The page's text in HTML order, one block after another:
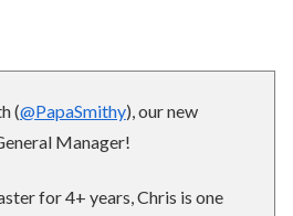
(@PapaSmithy), our new
Manager!
for 4+ years, Chris is one